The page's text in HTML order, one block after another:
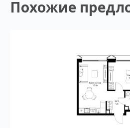
Похожие